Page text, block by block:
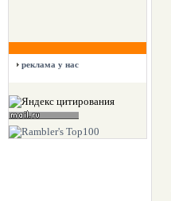
реклама у нас